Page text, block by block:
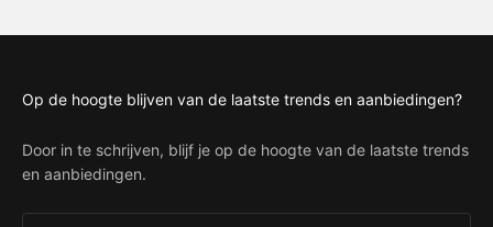
Op de hoogte blijven van de laatste trends en aanbiedingen?
Door in te schrijven, blijf je op de hoogte van de laatste trends
en aanbiedingen.